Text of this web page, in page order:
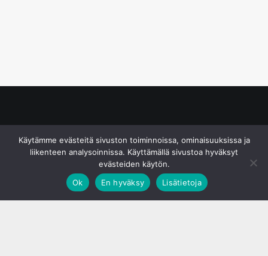
Käytämme evästeitä sivuston toiminnoissa, ominaisuuksissa ja
liikenteen analysoinnissa. Käyttämällä sivustoa hyväksyt
evästeiden käytön.
Ok
En hyväksy Lisätietoja